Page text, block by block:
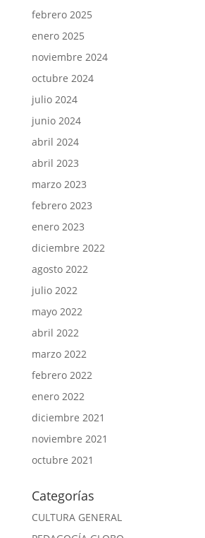
febrero 2025
enero 2025
noviembre 2024
octubre 2024
julio 2024
junio 2024
abril 2024
abril 2023
marzo 2023
febrero 2023
enero 2023
diciembre 2022
agosto 2022
julio 2022
mayo 2022
abril 2022
marzo 2022
febrero 2022
enero 2022
diciembre 2021
noviembre 2021
octubre 2021
Categorías
CULTURA GENERAL